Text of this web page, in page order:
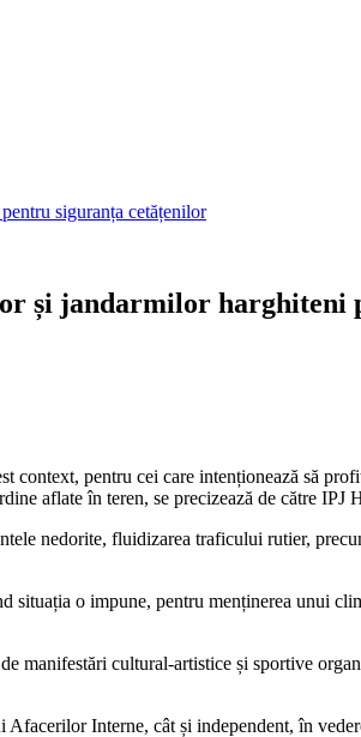
siguranța cetățenilor
și jandarmilor harghiteni
pentru cei care intenționează să
aflate în teren, se precizează de către IPJ
nedorite, fluidizarea traficului rutier,
o impune, pentru menținerea unui
manifestări cultural-artistice și sportive
Interne, cât și independent, în